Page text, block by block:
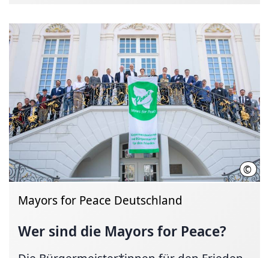
©
Mayors for Peace Deutschland
Wer sind die Mayors for Peace?